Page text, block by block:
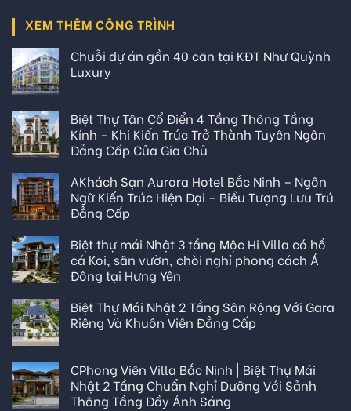
XEM THÊM CÔNG TRÌNH
Chuỗi dự án gần 40 căn tại KĐT Như Quỳnh
Luxury
Biệt Thự Tân Cổ Điển 4 Tầng Thông Tầng
Kính – Khi Kiến Trúc Trở Thành Tuyên Ngôn
Đẳng Cấp Của Gia Chủ
AKhách Sạn Aurora Hotel Bắc Ninh – Ngôn
Ngữ Kiến Trúc Hiện Đại - Biểu Tượng Lưu Trú
Đẳng Cấp
Biệt thự mái Nhật 3 tầng Mộc Hi Villa có hồ
cá Koi, sân vườn, chòi nghỉ phong cách Á
Đông tại Hưng Yên
Biệt Thự Mái Nhật 2 Tầng Sân Rộng Với Gara
Riêng Và Khuôn Viên Đẳng Cấp
CPhong Viên Villa Bắc Ninh | Biệt Thự Mái
Nhật 2 Tầng Chuẩn Nghỉ Dưỡng Với Sảnh
Thông Tầng Đầy Ánh Sáng